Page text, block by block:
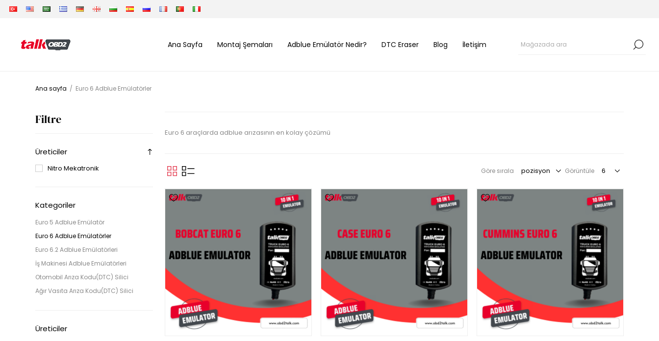
Ana Sayfa Montaj Şemaları Adblue Emülatör Nedir? DTC Eraser Blog İletişim
Ana sayfa / Euro 6 Adblue Emülatörler
Filtre
Üreticiler
Nitro Mekatronik
Kategoriler
Euro 5 Adblue Emülatör
Euro 6 Adblue Emülatörler
Euro 6.2 Adblue Emülatörleri
İş Makinesi Adblue Emülatörleri
Otomobil Arıza Kodu(DTC) Silici
Ağır Vasıta Arıza Kodu(DTC) Silici
Üreticiler
Euro 6 araçlarda adblue arızasının en kolay çözümü
Göre sırala Görüntüle